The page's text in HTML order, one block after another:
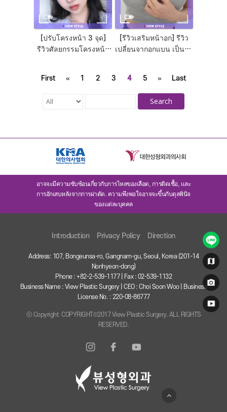
[ปรับโครงหน้า 3 จุด]
รีวิวศัลยกรรมโครงหน้า
[รีวิวเสริมหน้าอก] รีวิว
เปลี่ยนจากอกแบน เป็นอก
First « 1 2 3 4 5 » Last
Search
อาจจะมีความซับซ้อนเกี่ยวกับการไหลของเลือด, การติดเชื้อ, และ
การอักเสบหลังจากการผ่าตัด. ความพึงพอใจอาจจะขึ้นกับดุลพินิจ
ของแต่ละบุคคล
Introduction Privacy Policy Direction
Address: 107, Bongeunsa-ro, Gangnam-gu, Seoul, Korea (201-14
Nonhyeon-dong)
Phone : +82-2-539-1177 | Fax : 02-539-1132
Business Name : View Plastic Surgery | CEO : Choi Soon Woo | Business
License No. : 220-08-86777
ⓒ Copyright COPYRIGHT©2017 View Plastic Surgery. ALL RIGHTS
RESERVED.